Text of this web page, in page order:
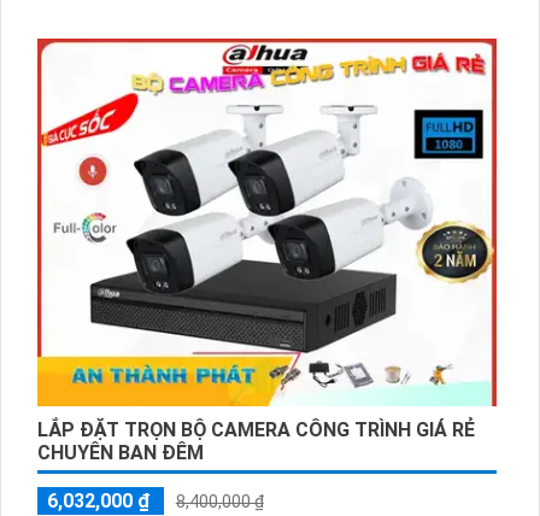
LẮP ĐẶT TRỌN BỘ CAMERA CÔNG TRÌNH GIÁ RẺ
CHUYÊN BAN ĐÊM
6,032,000 ₫
8,400,000 ₫